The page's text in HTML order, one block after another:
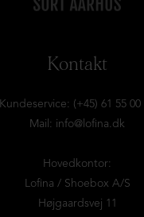
Kontakt
Kundeservice: (+45) 61 55 00
Mail: info@lofina.dk
Hovedkontor:
Lofina / Shoebox A/S
Højgaardsvej 11